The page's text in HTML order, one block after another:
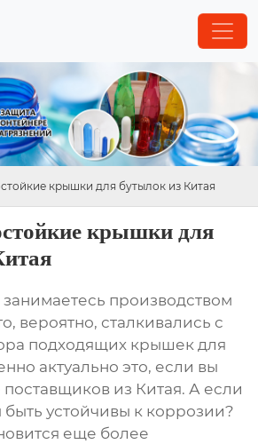
крышки для бутылок из Китая
крышки для
производством
вероятно, сталкивались с
подходящих крышек для
актуально это, если вы
из Китая. А если
устойчивы к коррозии?
еще более